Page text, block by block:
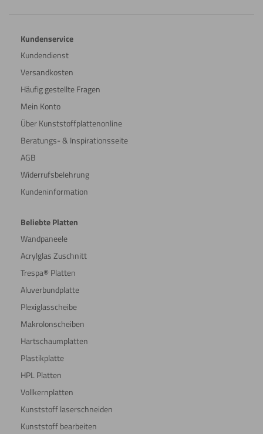
Schneiden
Schweißen
Umdrehen
Wasserstrahl
schneiden
Biegen
Gravieren
Kleben
Lasern
Malen
Polieren
Kundenservice
Kundendienst
Versandkosten
Häufig gestellte Fragen
Mein Konto
Über Kunststoffplattenonline
Beratungs- & Inspirationsseite
AGB
Widerrufsbelehrung
Kundeninformation
Beliebte Platten
Wandpaneele
Acrylglas Zuschnitt
Trespa® Platten
Aluverbundplatte
Plexiglasscheibe
Makrolonscheiben
Hartschaumplatten
Plastikplatte
HPL Platten
Vollkernplatten
Kunststoff laserschneiden
Kunststoff bearbeiten